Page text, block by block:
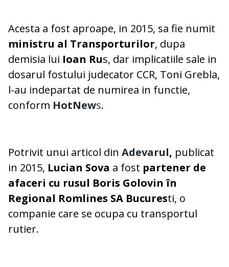
Acesta a fost aproape, in 2015, sa fie numit
ministru al Transporturilor, dupa
demisia lui Ioan Rus, dar implicatiile sale in
dosarul fostului judecator CCR, Toni Grebla,
l-au indepartat de numirea in functie,
conform HotNews.
Potrivit unui articol din Adevarul, publicat
in 2015, Lucian Sova a fost partener de
afaceri cu rusul Boris Golovin în
Regional Romlines SA Bucuresti, o
companie care se ocupa cu transportul
rutier.